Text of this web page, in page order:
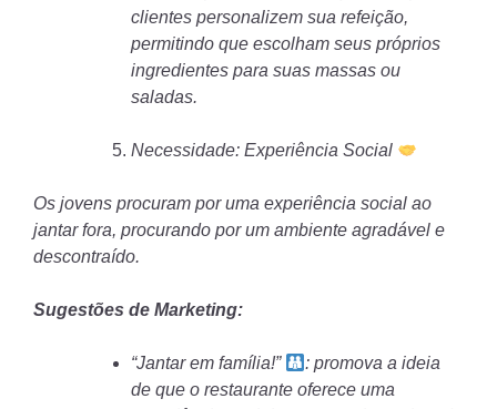
clientes personalizem sua refeição,
permitindo que escolham seus próprios
ingredientes para suas massas ou
saladas.
Necessidade: Experiência Social
Os jovens procuram por uma experiência social ao
jantar fora, procurando por um ambiente agradável e
descontraído.
Sugestões de Marketing:
“Jantar em família!”
: promova a ideia
de que o restaurante oferece uma